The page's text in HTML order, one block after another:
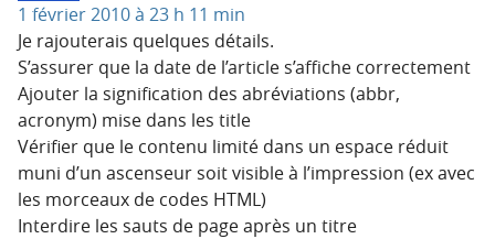
1 février 2010 à 23 h 11 min
Je rajouterais quelques détails.
S’assurer que la date de l’article s’affiche correctement
Ajouter la signification des abréviations (abbr,
acronym) mise dans les title
Vérifier que le contenu limité dans un espace réduit
muni d’un ascenseur soit visible à l’impression (ex avec
les morceaux de codes HTML)
Interdire les sauts de page après un titre